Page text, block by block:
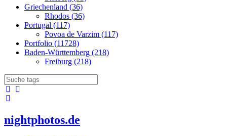
Griechenland (36)
Rhodos (36)
Portugal (117)
Povoa de Varzim (117)
Portfolio (11728)
Baden-Württemberg (218)
Freiburg (218)
nightphotos.de